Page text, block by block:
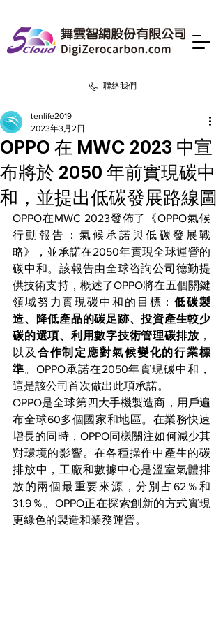
聯絡我們
OPPO 在 MWC 2023 中宣
布將於 2050 年前實現碳中
和，並提出低碳發展路線圖
tenlife2019
2023年3月2日
OPPO在MWC 2023發佈了《OPPO氣候
行動報告：氣候承諾與低碳發展戰
略》，並承諾在2050年實現全球運營的
碳中和。該報告由全球咨詢公司德勤提
供技術支持，概述了OPPO將在五個關鍵
領域努力實現碳中和的目標：低碳製
造、降低產品的碳足跡、投資產生較少
碳的選項、利用數字技術管理碳排放 ，
以及 合作制定應對氣候變化的行業標
準。OPPO承諾在2050年實現碳中和，
這是該公司首次做出此項承諾。
OPPO是全球第四大手機製造商，用戶遍
布全球60多個國家和地區。在業務快速
增長的同時，OPPO同樣關注如何減少其
對環境的影響。在各種操作中產生的碳
排放中，工廠和數據中心是溫室氣體排
放的兩個最重要來源，分別占62％和
31.9％。OPPO正在探索創新的方式實現
更綠色的製造和業務運營。